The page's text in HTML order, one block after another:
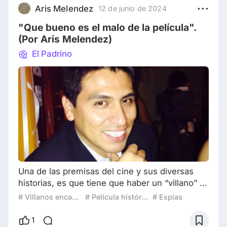
los 60 y los casi
Aris Melendez 12 de junio de 2024
"Que bueno es el malo de la película".
(Por Aris Melendez)
El Padrino
Una de las premisas del cine y sus diversas
historias, es que tiene que haber un “villano” o
como le decían en casa “el malo de la película”,
cinta, con motivos egoístas, acciones
# Villanos encantadores # Película histórica # Espías
1